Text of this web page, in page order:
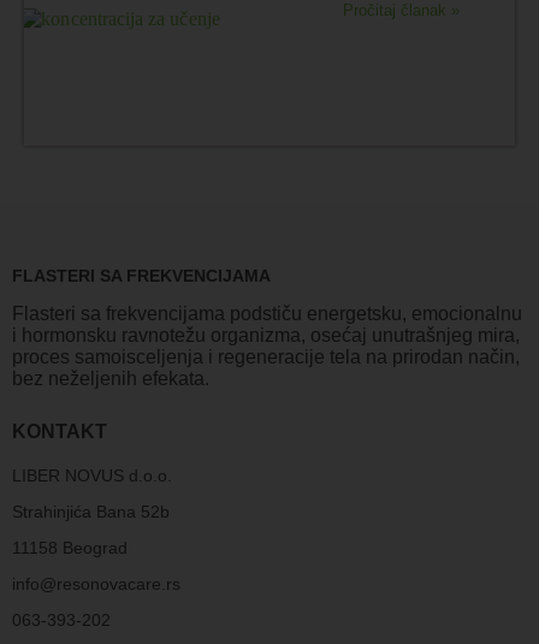
Pročitaj članak »
FLASTERI SA FREKVENCIJAMA
Flasteri sa frekvencijama podstiču energetsku, emocionalnu
i hormonsku ravnotežu organizma, osećaj unutrašnjeg mira,
proces samoisceljenja i regeneracije tela na prirodan način,
bez neželjenih efekata.
KONTAKT
LIBER NOVUS d.o.o.
Strahinjića Bana 52b
11158 Beograd
info@resonovacare.rs
063-393-202